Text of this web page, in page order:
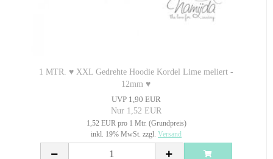
1 MTR. ♥ XXL Gedrehte Hoodie Kordel Lime meliert -
12mm ♥
UVP 1,90 EUR
Nur 1,52 EUR
1,52 EUR pro 1 Mtr. (Grundpreis)
inkl. 19% MwSt. zzgl. Versand